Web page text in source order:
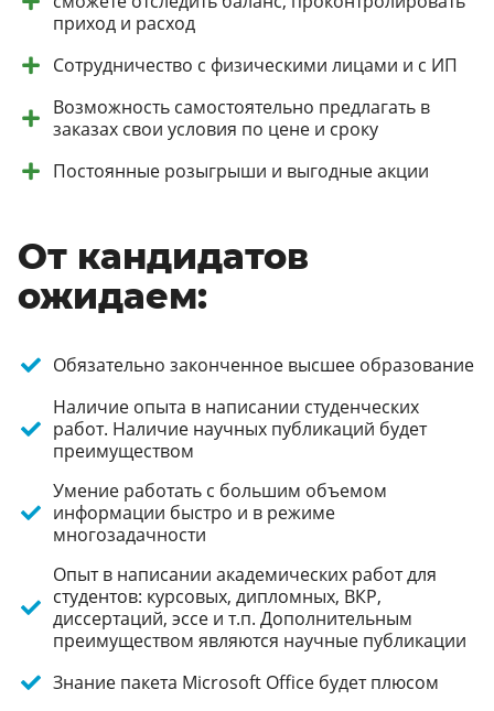
приход и расход
Сотрудничество с физическими лицами и с ИП
Возможность самостоятельно предлагать в
заказах свои условия по цене и сроку
Постоянные розыгрыши и выгодные акции
От кандидатов
ожидаем:
Обязательно законченное высшее образование
Наличие опыта в написании студенческих
работ. Наличие научных публикаций будет
преимуществом
Умение работать с большим объемом
информации быстро и в режиме
многозадачности
Опыт в написании академических работ для
студентов: курсовых, дипломных, ВКР,
диссертаций, эссе и т.п. Дополнительным
преимуществом являются научные публикации
Знание пакета Microsoft Office будет плюсом